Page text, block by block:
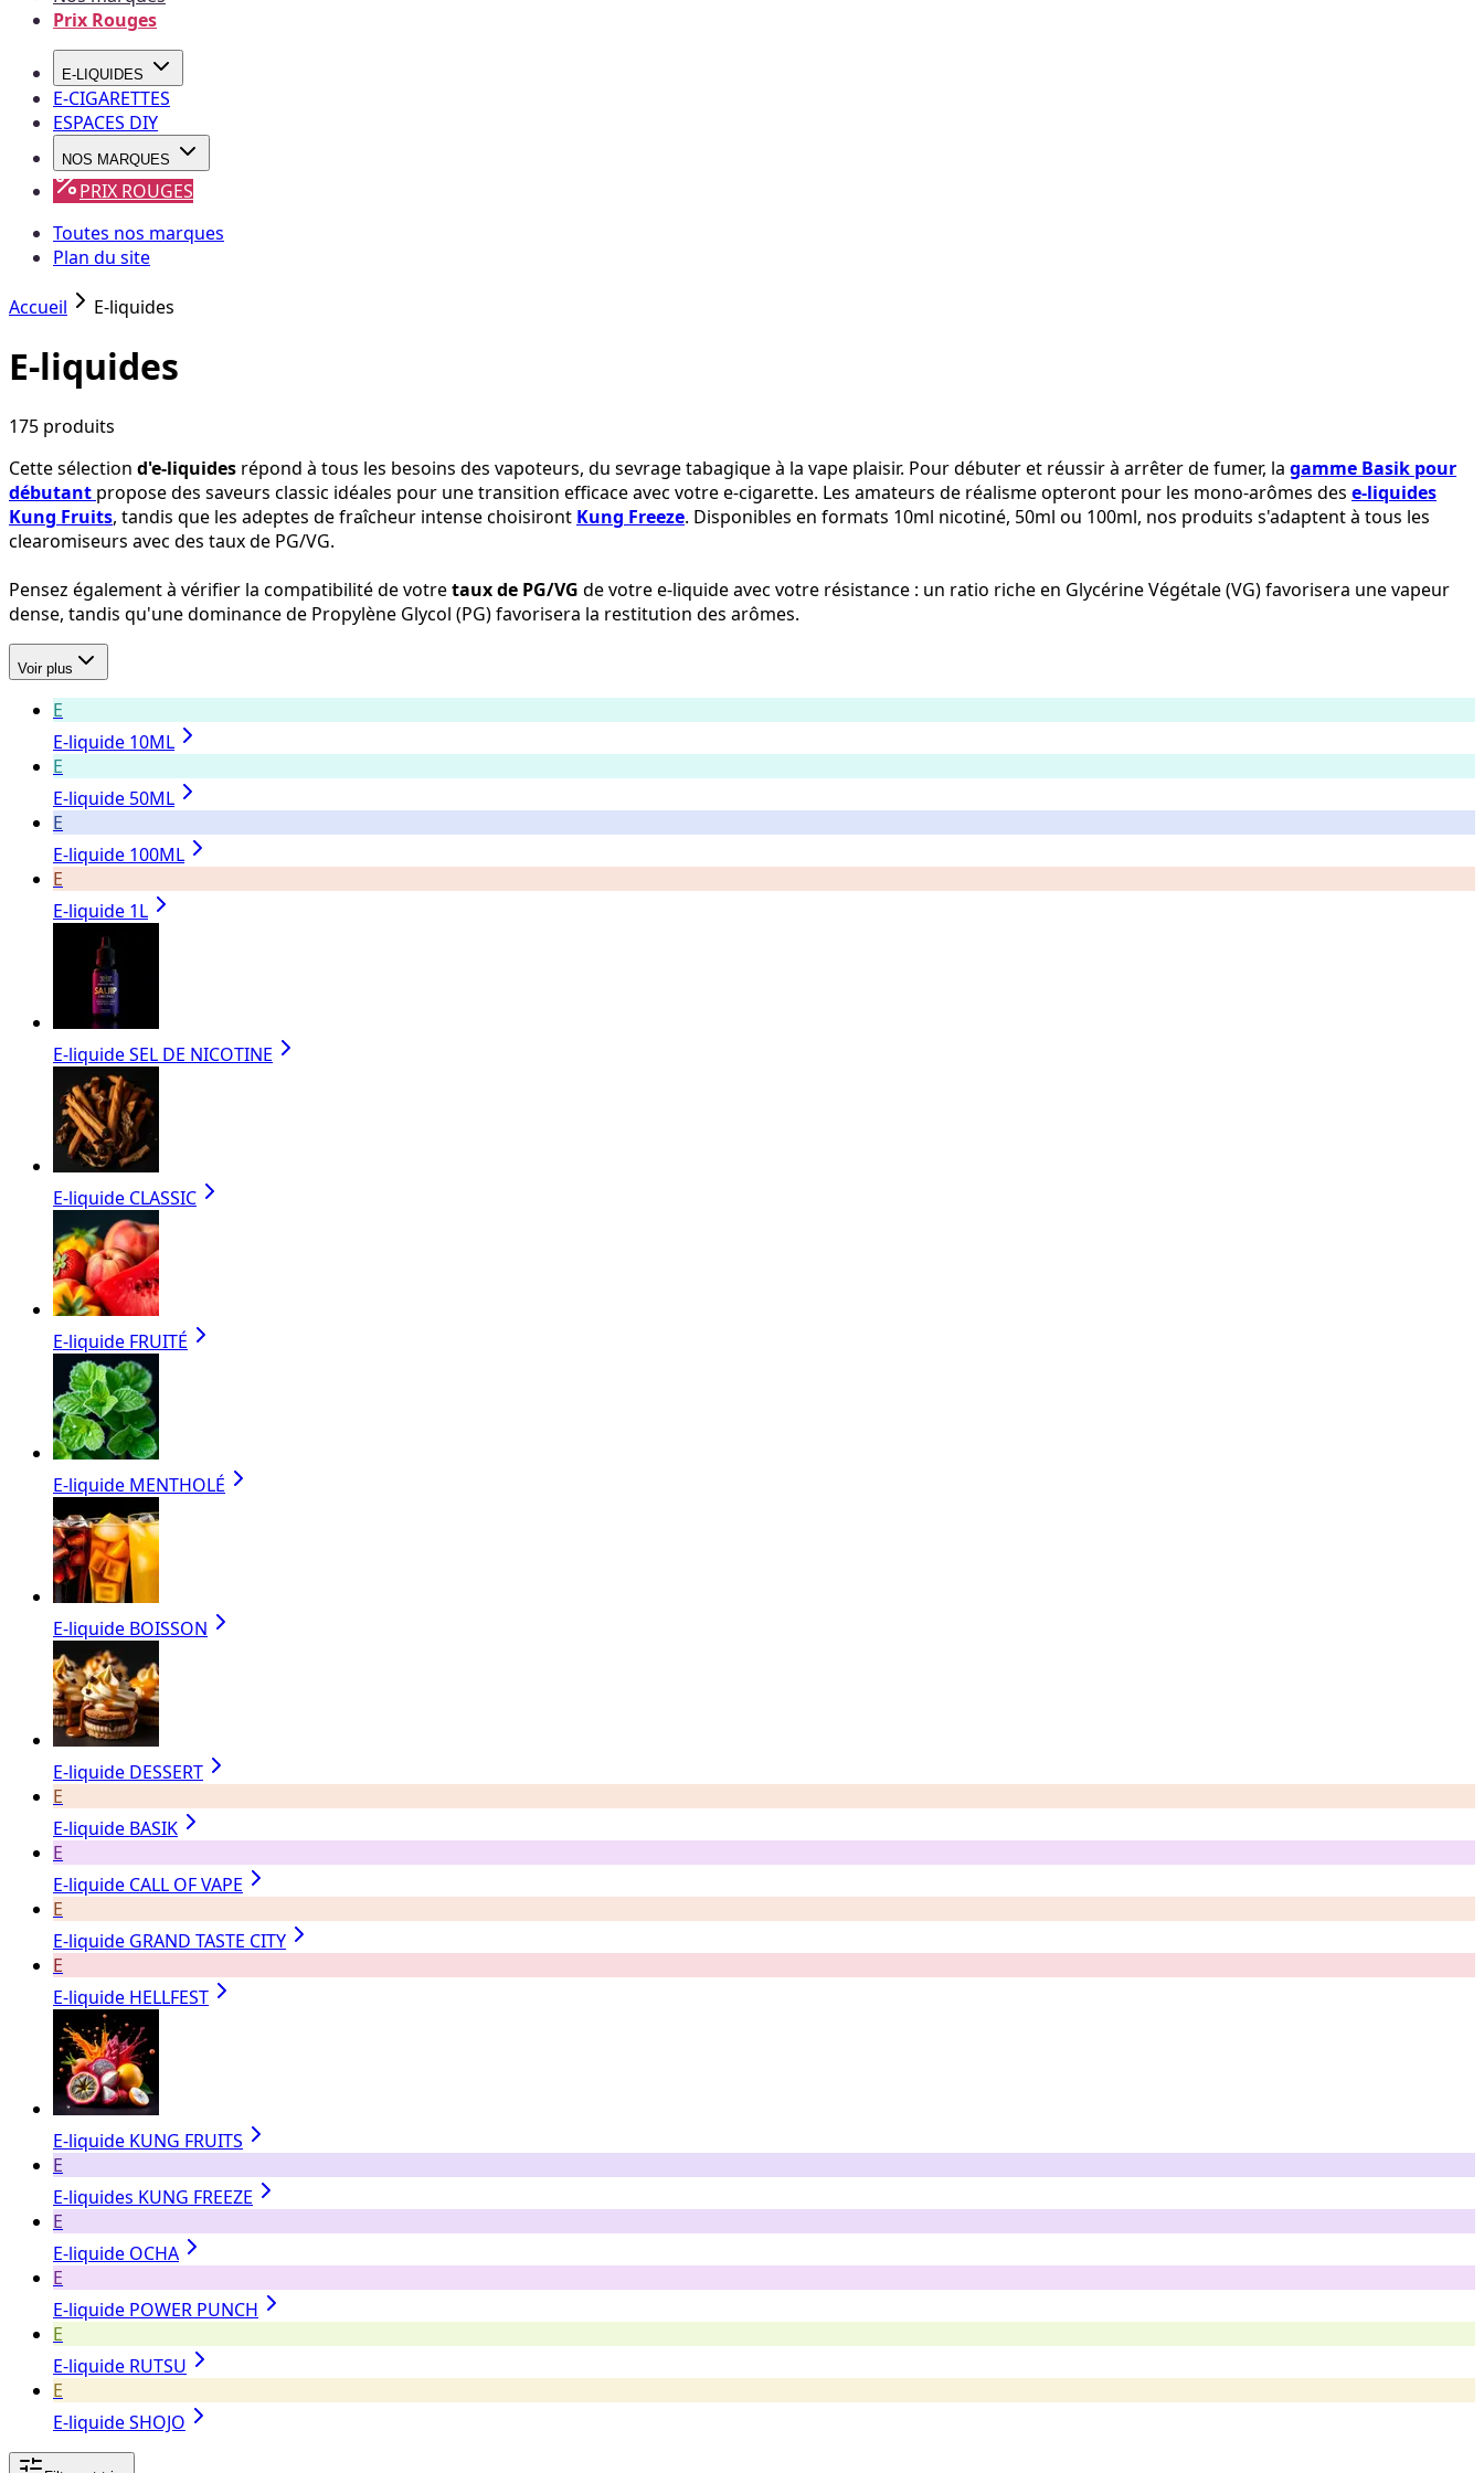
Prix Rouges
E-LIQUIDES
E-CIGARETTES
ESPACES DIY
NOS MARQUES
PRIX ROUGES
Toutes nos marques
Plan du site
Accueil E-liquides
E-liquides
175 produits
Cette sélection d'e-liquides répond à tous les besoins des vapoteurs, du sevrage tabagique à la vape plaisir. Pour débuter et réussir à arrêter de fumer, la gamme Basik pour
débutant propose des saveurs classic idéales pour une transition efficace avec votre e-cigarette. Les amateurs de réalisme opteront pour les mono-arômes des e-liquides
Kung Fruits, tandis que les adeptes de fraîcheur intense choisiront Kung Freeze. Disponibles en formats 10ml nicotiné, 50ml ou 100ml, nos produits s'adaptent à tous les
clearomiseurs avec des taux de PG/VG.
Pensez également à vérifier la compatibilité de votretaux de PG/VG de votre e-liquide avec votre résistance : un ratio riche en Glycérine Végétale (VG) favorisera une vapeur
dense, tandis qu'une dominance de Propylène Glycol (PG) favorisera la restitution des arômes.
Voir plus
E
E-liquide 10ML
E
E-liquide 50ML
E
E-liquide 100ML
E
E-liquide 1L
E-liquide SEL DE NICOTINE
E-liquide CLASSIC
E-liquide FRUITÉ
E-liquide MENTHOLÉ
E-liquide BOISSON
E-liquide DESSERT
E
E-liquide BASIK
E
E-liquide CALL OF VAPE
E
E-liquide GRAND TASTE CITY
E
E-liquide HELLFEST
E-liquide KUNG FRUITS
E
E-liquides KUNG FREEZE
E
E-liquide OCHA
E
E-liquide POWER PUNCH
E
E-liquide RUTSU
E
E-liquide SHOJO